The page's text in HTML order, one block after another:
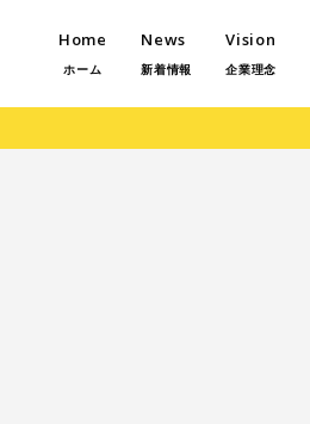
Home
ホーム
News
新着情報
Vision
企業理念